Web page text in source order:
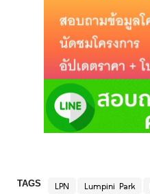
TAGS LPN Lumpini Park